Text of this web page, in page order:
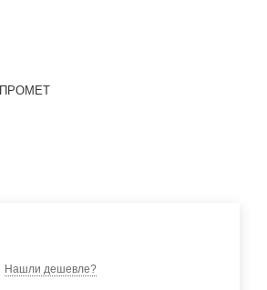
ПРОМЕТ
Нашли дешевле?